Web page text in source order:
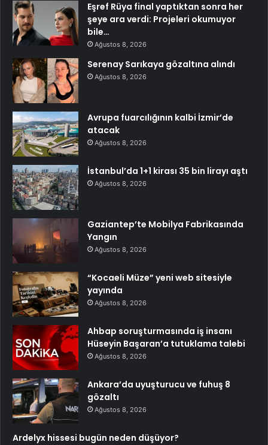
Eşref Rüya final yaptıktan sonra her
şeye ara verdi: Projeleri okumuyor
bile…
Ağustos 8, 2026
Serenay Sarıkaya gözaltına alındı
Ağustos 8, 2026
Avrupa fuarcılığının kalbi İzmir’de
atacak
Ağustos 8, 2026
İstanbul’da 1+1 kirası 35 bin lirayı aştı
Ağustos 8, 2026
Gaziantep’te Mobilya Fabrikasında
Yangın
Ağustos 8, 2026
“Kocaeli Müze” yeni web sitesiyle
yayında
Ağustos 8, 2026
Ahbap soruşturmasında iş insanı
Hüseyin Başaran’a tutuklama talebi
Ağustos 8, 2026
Ankara’da uyuşturucu ve fuhuş 8
gözaltı
Ağustos 8, 2026
Ardelyx hissesi bugün neden düşüyor?